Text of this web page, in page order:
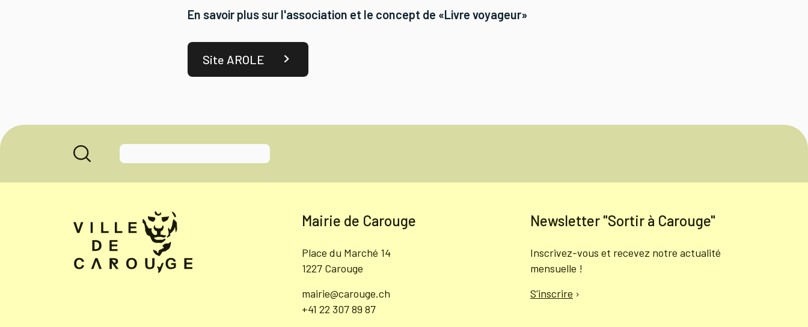
En savoir plus sur l'association et le concept de «Livre voyageur»
Site AROLE
Mairie de Carouge
Place du Marché 14
1227 Carouge
mairie@carouge.ch
+41 22 307 89 87
Newsletter "Sortir à Carouge"
Inscrivez-vous et recevez notre actualité
mensuelle !
S'inscrire ›